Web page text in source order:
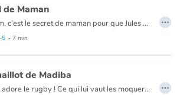
witches
de Maman
Petit m, c’est le secret de maman pour que Jules ne se sente jamais seul !
5 - 7 min
…
de Madiba
Sipho adore le rugby ! Ce qui lui vaut les moqueries de ses frères et voisins dans le township de Soweto. Le rugby c'est le sport des Blancs et tous soutiennent l'équipe de football des Bafana Bafana. Mais cette année, c'est l'Afrique du Sud qui organise la Coupe du monde de rugby et les Springboks compte désormais Chester Wiliams, un rugbyman noir qui va déchaîner les passions.
…